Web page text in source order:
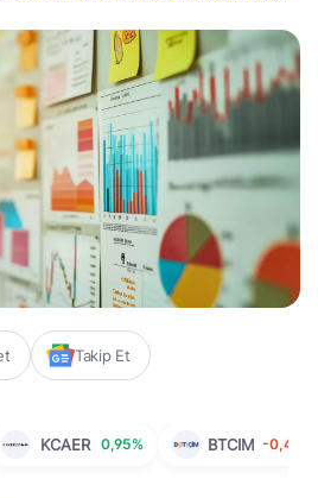
Takip Et
KCAER 0,95% BTCIM -0,40%